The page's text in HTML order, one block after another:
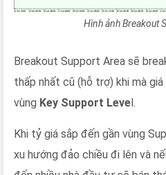
Hình ảnh Breakout
Breakout Support Area sẽ
thấp nhất cũ (hỗ trợ) khi mà
vùng Key Support Level.
Khi tỷ giá sắp đến gần vùng
xu hướng đảo chiều đi lên và